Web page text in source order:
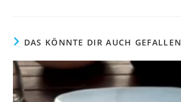
DAS KÖNNTE DIR AUCH GEFALLEN